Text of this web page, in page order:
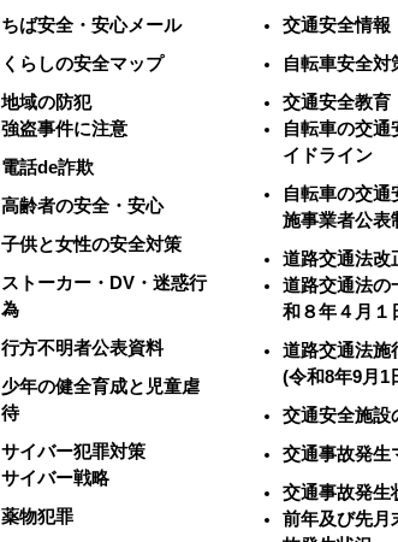
ちば安全・安心メール
くらしの安全マップ
地域の防犯
強盗事件に注意
電話de詐欺
高齢者の安全・安心
子供と女性の安全対策
ストーカー・DV・迷惑行
為
行方不明者公表資料
少年の健全育成と児童虐
待
サイバー犯罪対策
サイバー戦略
薬物犯罪
交通安全情報
自転車安全対
交通安全教育
自転車の交通
イドライン
自転車の交通
施事業者公表
道路交通法改
道路交通法の
和８年４月１
道路交通法施
(令和8年9月1
交通安全施設
交通事故発生
交通事故発生
前年及び先月